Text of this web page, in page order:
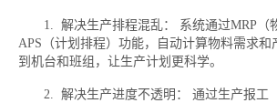
1. 解决生产排程混乱： 系统通过MRP（
APS（计划排程）功能，自动计算物料需求和
到机台和班组，让生产计划更科学。
2. 解决生产进度不透明： 通过生产报工